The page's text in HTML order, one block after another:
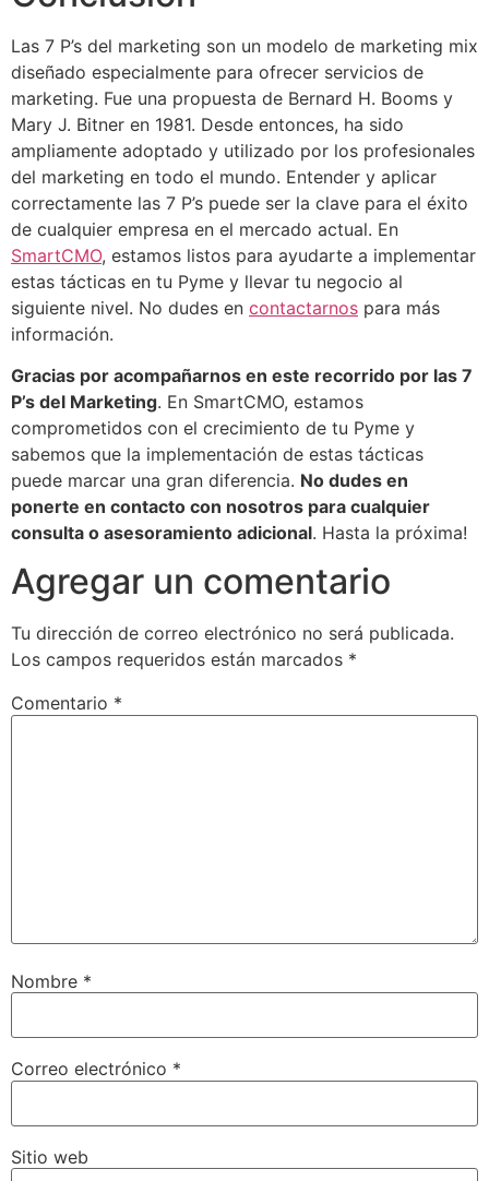
Las 7 P’s del marketing son un modelo de marketing mix
diseñado especialmente para ofrecer servicios de
marketing. Fue una propuesta de Bernard H. Booms y
Mary J. Bitner en 1981. Desde entonces, ha sido
ampliamente adoptado y utilizado por los profesionales
del marketing en todo el mundo. Entender y aplicar
correctamente las 7 P’s puede ser la clave para el éxito
de cualquier empresa en el mercado actual. En
SmartCMO, estamos listos para ayudarte a implementar
estas tácticas en tu Pyme y llevar tu negocio al
siguiente nivel. No dudes en contactarnos para más
información.
Gracias por acompañarnos en este recorrido por las 7
P’s del Marketing. En SmartCMO, estamos
comprometidos con el crecimiento de tu Pyme y
sabemos que la implementación de estas tácticas
puede marcar una gran diferencia. No dudes en
ponerte en contacto con nosotros para cualquier
consulta o asesoramiento adicional. Hasta la próxima!
Agregar un comentario
Tu dirección de correo electrónico no será publicada.
Los campos requeridos están marcados *
Comentario *
Nombre *
Correo electrónico *
Sitio web